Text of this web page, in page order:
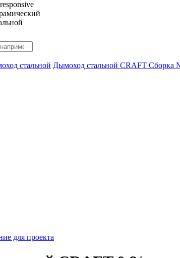
стальной Дымоход стальной CRAFT Сборка
для проекта